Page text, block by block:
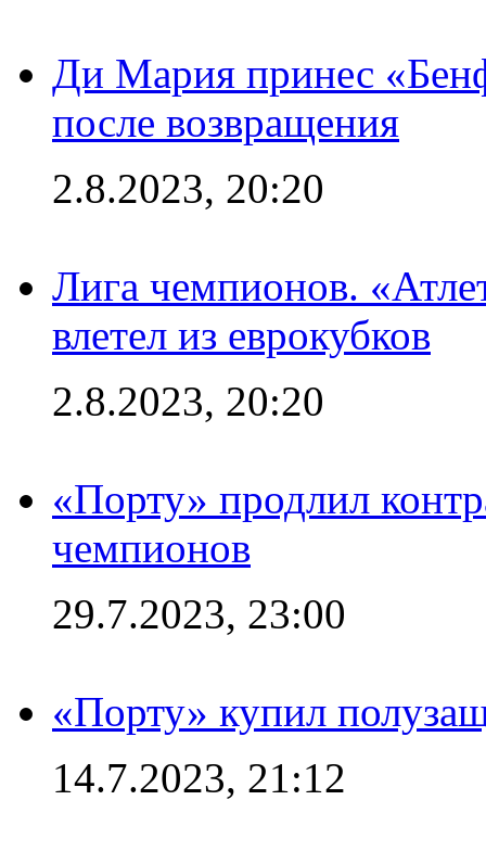
Ди Мария принес
после возвращения
2.8.2023, 20:20
Лига чемпионов.
влетел из еврокубков
2.8.2023, 20:20
«Порту» продлил
чемпионов
29.7.2023, 23:00
«Порту» купил
14.7.2023, 21:12